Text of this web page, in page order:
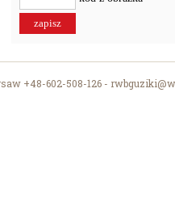
+48-602-508-126 -